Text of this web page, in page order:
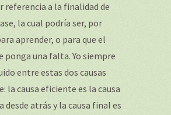
referencia a la finalidad de
la cual podría ser, por
aprender, o para que el
ponga una falta. Yo siempre
entre estas dos causas
la causa eficiente es la causa
desde atrás y la causa final es